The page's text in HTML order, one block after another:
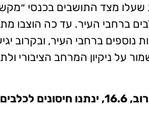
מצד התושבים בכנסי
ברחבי העיר. עד כה הוצבו
נוספים ברחבי העיר, ובקרוב
על ניקיון המרחב הציבורי